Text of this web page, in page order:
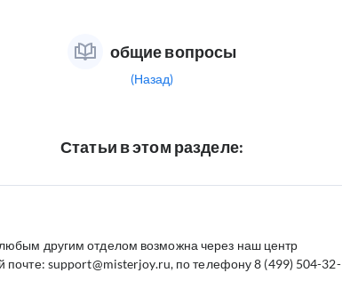
общие вопросы
(Назад)
Статьи в этом разделе:
другим отделом возможна через наш центр
почте: support@misterjoy.ru, по телефону 8 (499) 504-32-